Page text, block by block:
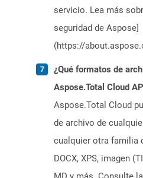
servicio. Lea más
seguridad de Aspose]
(https://
¿Qué formatos de
Aspose.Total Cloud
Aspose.Total Cloud
de archivo de
cualquier otra familia
DOCX, XPS, imagen